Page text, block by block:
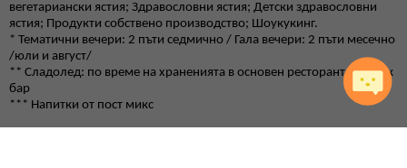
вегетариански ястия; Здравословни ястия; Детски здравословни
ястия; Продукти собствено производство; Шоукукинг.
* Тематични вечери: 2 пъти седмично / Гала вечери: 2 пъти месечно
/юли и август/
** Сладолед: по време на храненията в основен ресторант; на снек
бар
*** Напитки от пост микс